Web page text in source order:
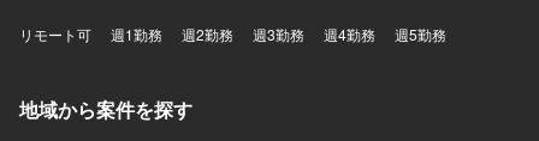
リモート可 週1勤務 週2勤務 週3勤務 週4勤務 週5勤務
地域から案件を探す